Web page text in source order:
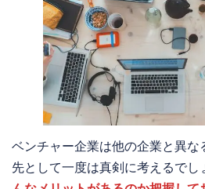
ベンチャー企業は他の企業と異な
先として一度は真剣に考えるでし